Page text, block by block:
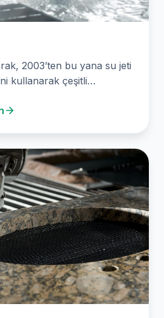
2003’ten bu yana su jeti
kullanarak çeşitli